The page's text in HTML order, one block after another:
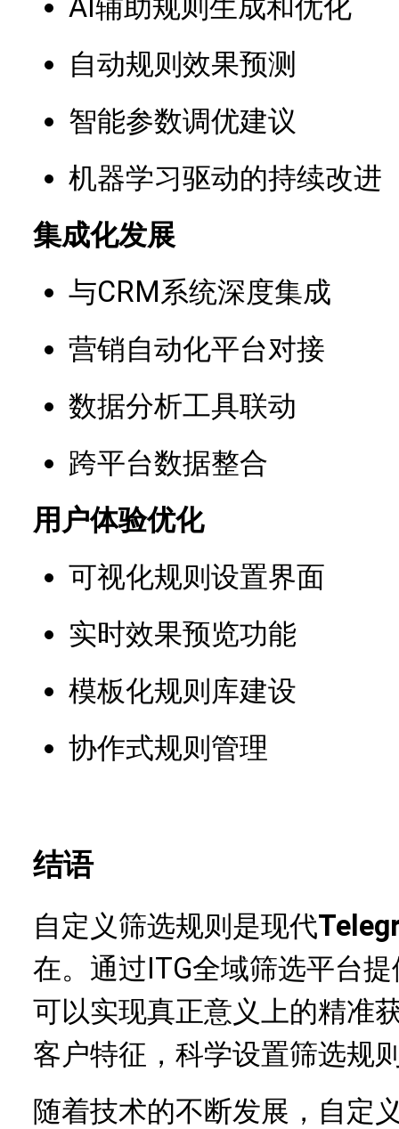
AI辅助规则生成和优化
自动规则效果预测
智能参数调优建议
机器学习驱动的持续改进
集成化发展
与CRM系统深度集成
营销自动化平台对接
数据分析工具联动
跨平台数据整合
用户体验优化
可视化规则设置界面
实时效果预览功能
模板化规则库建设
协作式规则管理
结语
自定义筛选规则是现代
在。通过ITG全域筛选平台
可以实现真正意义上的精准
客户特征，科学设置筛选规
随着技术的不断发展，自定